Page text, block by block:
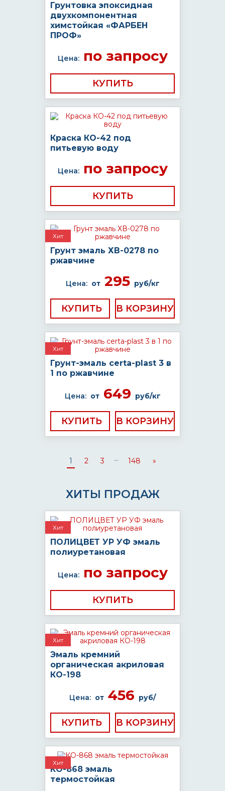
Грунтовка эпоксидная
двухкомпонентная
химстойкая «ФАРБЕН
ПРОФ»
Цена:по запросу
КУПИТЬ
Краска КО-42 под
питьевую воду
Цена:по запросу
КУПИТЬ
Хит
Грунт эмаль ХВ-0278 по
ржавчине
Цена: от295 руб/кг
КУПИТЬ
Хит
Грунт-эмаль certa-plast 3 в
1 по ржавчине
Цена: от649 руб/кг
КУПИТЬ
1 2 3 ... 148 »
ХИТЫ ПРОДАЖ
Хит
ПОЛИЦВЕТ УР УФ эмаль
полиуретановая
Цена:по запросу
КУПИТЬ
Хит
Эмаль кремний
органическая акриловая
КО-198
Цена: от 456 руб/
КУПИТЬ
Хит
КО-868 эмаль
термостойкая